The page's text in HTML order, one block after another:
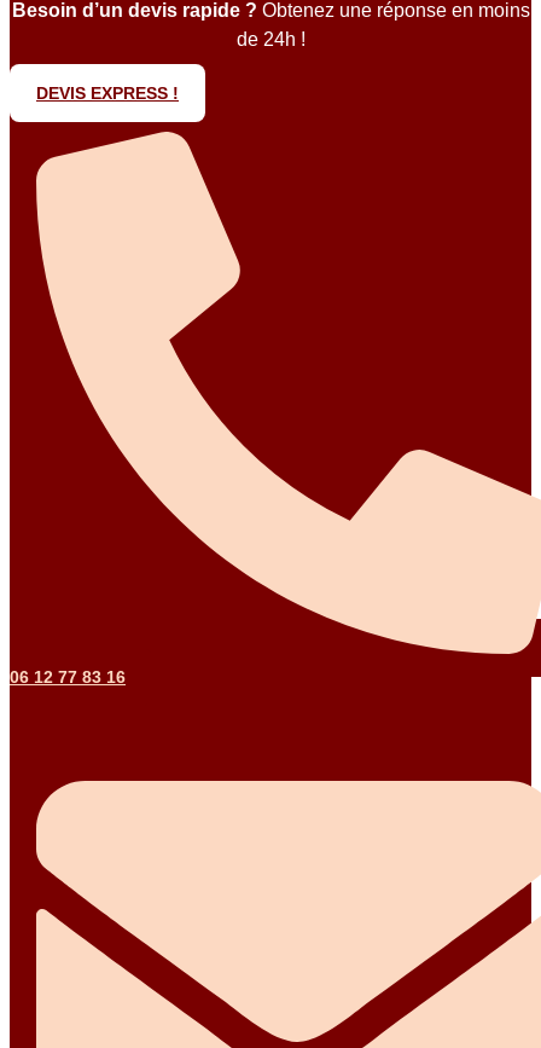
Besoin d’un devis rapide ? Obtenez une réponse en moins
de 24h !
DEVIS EXPRESS !
06 12 77 83 16